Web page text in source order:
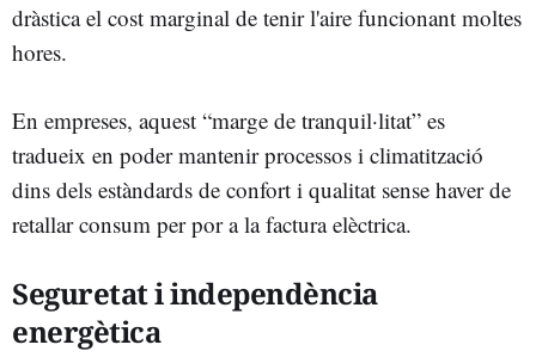
dràstica el cost marginal de tenir l'aire funcionant moltes
hores.
En empreses, aquest “marge de tranquil·litat” es
tradueix en poder mantenir processos i climatització
dins dels estàndards de confort i qualitat sense haver de
retallar consum per por a la factura elèctrica.
Seguretat i independència
energètica